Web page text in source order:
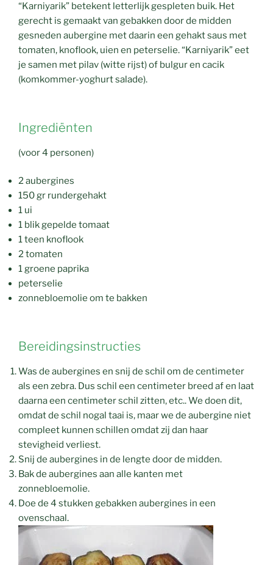
“Karniyarik” betekent letterlijk gespleten buik. Het
gerecht is gemaakt van gebakken door de midden
gesneden aubergine met daarin een gehakt saus met
tomaten, knoflook, uien en peterselie. “Karniyarik” eet
je samen met pilav (witte rijst) of bulgur en cacik
(komkommer-yoghurt salade).
Ingrediënten
(voor 4 personen)
2 aubergines
150 gr rundergehakt
1 ui
1 blik gepelde tomaat
1 teen knoflook
2 tomaten
1 groene paprika
peterselie
zonnebloemolie om te bakken
Bereidingsinstructies
Was de aubergines en snij de schil om de centimeter
als een zebra. Dus schil een centimeter breed af en laat
daarna een centimeter schil zitten, etc.. We doen dit,
omdat de schil nogal taai is, maar we de aubergine niet
compleet kunnen schillen omdat zij dan haar
stevigheid verliest.
Snij de aubergines in de lengte door de midden.
Bak de aubergines aan alle kanten met
zonnebloemolie.
Doe de 4 stukken gebakken aubergines in een
ovenschaal.